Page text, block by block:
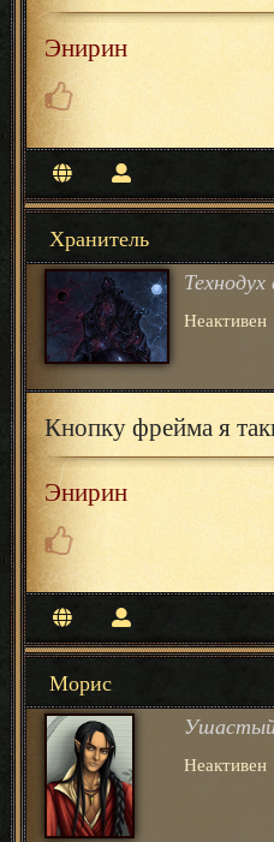
Энирин
Хранитель
Неактивен
Кнопку фрейма я
Энирин
Морис
Неактивен